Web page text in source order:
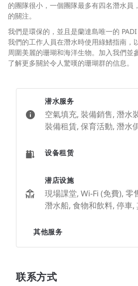
的團隊很小，一個團隊最多有四名潛水員
的關注。
我們是環保的，並且是蘭達島唯一的 PADI
我們的工作人員在潛水時使用綠鰭指南，
周圍美麗的珊瑚和海洋生物。加入我們並
了解更多關於令人驚嘆的珊瑚群的信息。
潜水服务
空氣填充, 裝備銷售, 潛水
裝備租賃, 保育活動, 潛水
设备租赁
潜店设施
現場課堂, Wi-Fi (免費), 零
潛水船, 食物和飲料, 停車,
其他服务
联系方式